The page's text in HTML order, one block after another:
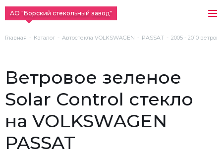
АО "Борский стекольный завод"
Главная Каталог Автостекла VOLKSWAGEN PASSAT 2005 - 2010
ветровое зеленое
Solar Control стекло
на VOLKSWAGEN
PASSAT